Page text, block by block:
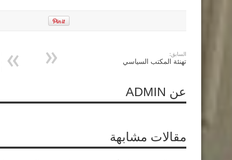
السابق:
تهنئة المكتب السياسي
عن ADMIN
مقالات مشابهة